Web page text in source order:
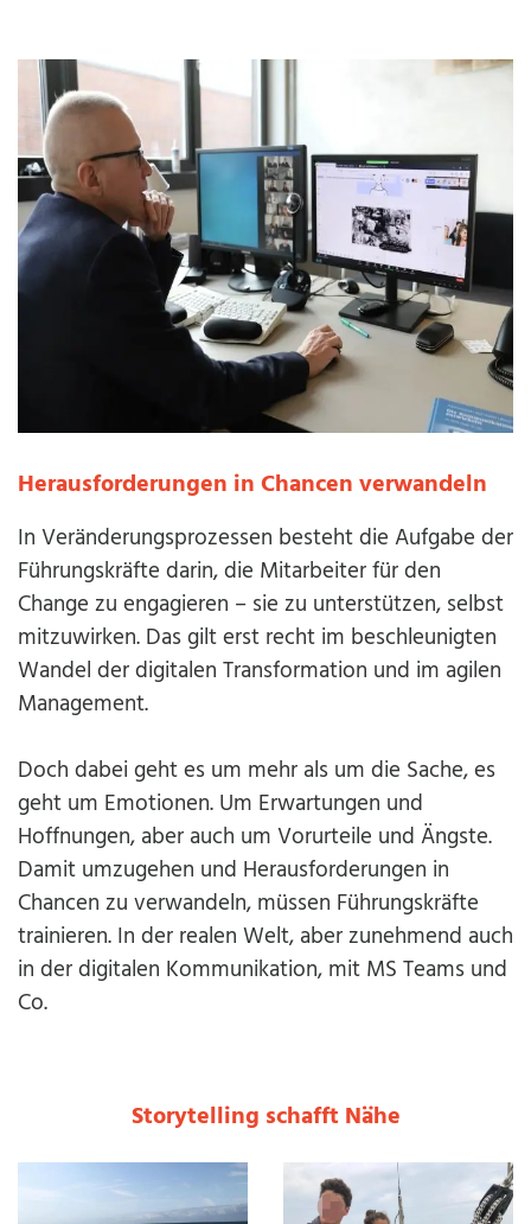
Herausforderungen in Chancen verwandeln
In Veränderungsprozessen besteht die Aufgabe der
Führungskräfte darin, die Mitarbeiter für den
Change zu engagieren – sie zu unterstützen, selbst
mitzuwirken. Das gilt erst recht im beschleunigten
Wandel der digitalen Transformation und im agilen
Management.
Doch dabei geht es um mehr als um die Sache, es
geht um Emotionen. Um Erwartungen und
Hoffnungen, aber auch um Vorurteile und Ängste.
Damit umzugehen und Herausforderungen in
Chancen zu verwandeln, müssen Führungskräfte
trainieren. In der realen Welt, aber zunehmend auch
in der digitalen Kommunikation, mit MS Teams und
Co.
Storytelling schafft Nähe